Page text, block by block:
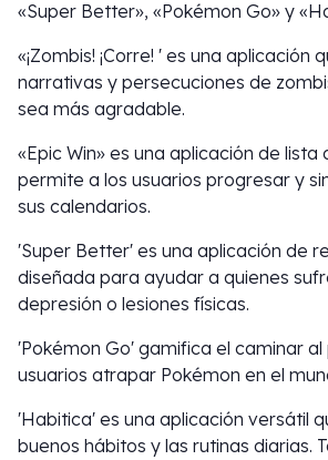
«Super Better», «Pokémon Go» y
«¡Zombis! ¡Corre! ' es una aplicación
narrativas y persecuciones de
sea más agradable.
«Epic Win» es una aplicación de
permite a los usuarios progresar y
sus calendarios.
'Super Better' es una aplicación de
diseñada para ayudar a quienes
depresión o lesiones físicas.
'Pokémon Go' gamifica el caminar al
usuarios atrapar Pokémon en el
'Habitica' es una aplicación versátil
buenos hábitos y las rutinas diarias.